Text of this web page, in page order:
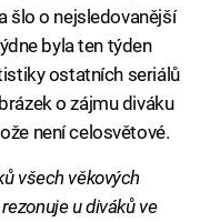
šlo o nejsledovanější
byla ten týden
ostatních seriálů
o zájmu diváku
není celosvětové.
všech věkových
u diváků ve